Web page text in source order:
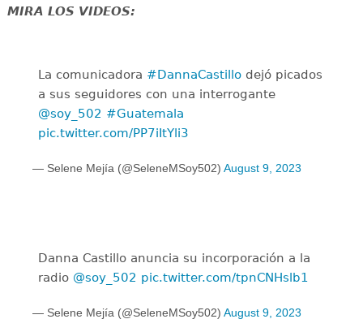
MIRA LOS VIDEOS:
La comunicadora #DannaCastillo dejó picados
a sus seguidores con una interrogante
@soy_502 #Guatemala
pic.twitter.com/PP7iItYli3
— Selene Mejía (@SeleneMSoy502) August 9, 2023
Danna Castillo anuncia su incorporación a la
radio @soy_502 pic.twitter.com/tpnCNHslb1
— Selene Mejía (@SeleneMSoy502) August 9, 2023